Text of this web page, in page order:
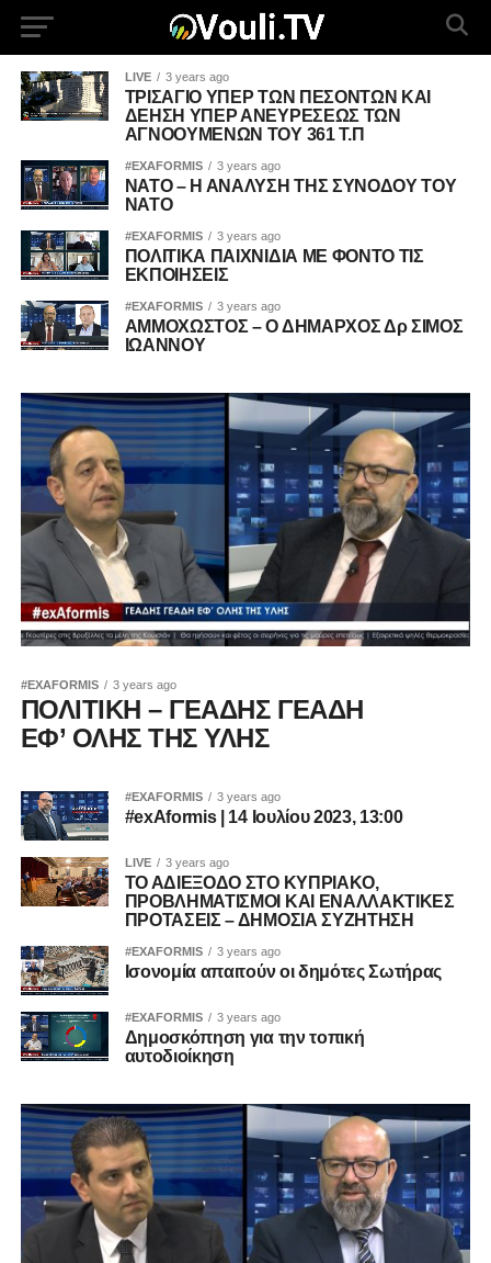
LIVE 3 years ago
ΤΡΙΣΑΓΙΟ ΥΠΕΡ ΤΩΝ ΠΕΣΟΝΤΩΝ ΚΑΙ
ΔΕΗΣΗ ΥΠΕΡ ΑΝΕΥΡΕΣΕΩΣ ΤΩΝ
ΑΓΝΟΟΥΜΕΝΩΝ ΤΟΥ 361 Τ.Π
#EXAFORMIS 3 years ago
ΝΑΤΟ – Η ΑΝΑΛΥΣΗ ΤΗΣ ΣΥΝΟΔΟΥ ΤΟΥ
ΝΑΤΟ
#EXAFORMIS 3 years ago
ΠΟΛΙΤΙΚΑ ΠΑΙΧΝΙΔΙΑ ΜΕ ΦΟΝΤΟ ΤΙΣ
ΕΚΠΟΙΗΣΕΙΣ
#EXAFORMIS 3 years ago
ΑΜΜΟΧΩΣΤΟΣ – Ο ΔΗΜΑΡΧΟΣ Δρ ΣΙΜΟΣ
ΙΩΑΝΝΟΥ
#EXAFORMIS 3 years ago
ΠΟΛΙΤΙΚΗ – ΓΕΑΔΗΣ ΓΕΑΔΗ
ΕΦ’ ΟΛΗΣ ΤΗΣ ΥΛΗΣ
#EXAFORMIS 3 years ago
#exAformis | 14 Ιουλίου 2023, 13:00
LIVE 3 years ago
TO AΔIEΞOΔO ΣTO KYΠPIAKO,
ΠPOBΛHMATIΣMOI KAI ENAΛΛAKTIKEΣ
ΠPOTAΣEIΣ – ΔΗΜΟΣΙΑ ΣΥΖΗΤΗΣΗ
#EXAFORMIS 3 years ago
Ισονομία απαιτούν οι δημότες Σωτήρας
#EXAFORMIS 3 years ago
Δημοσκόπηση για την τοπική
αυτοδιοίκηση